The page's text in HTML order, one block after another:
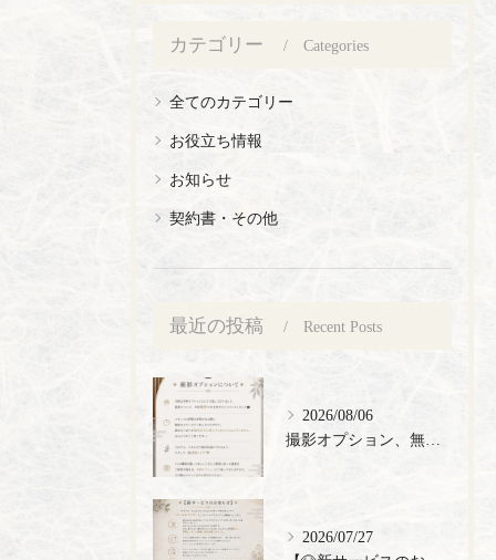
カテゴリー Categories
全てのカテゴリー
お役立ち情報
お知らせ
契約書・その他
最近の投稿 Recent Posts
2026/08/06
2026/07/27